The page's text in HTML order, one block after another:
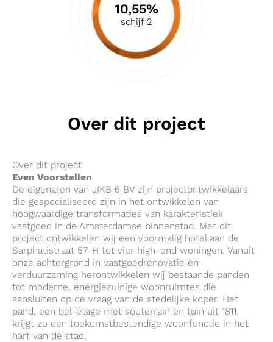
10,55%
schijf 2
Over dit project
Over dit project
Even Voorstellen
De eigenaren van JIKB 6 BV zijn projectontwikkelaars
die gespecialiseerd zijn in het ontwikkelen van
hoogwaardige transformaties van karakteristiek
vastgoed in de Amsterdamse binnenstad. Met dit
project ontwikkelen wij een voormalig hotel aan de
Sarphatistraat 57-H tot vier high-end woningen. Vanuit
onze achtergrond in vastgoedrenovatie en
verduurzaming herontwikkelen wij bestaande panden
tot moderne, energiezuinige woonruimtes die
aansluiten op de vraag van de stedelijke koper. Het
pand, een bel-étage met souterrain en tuin uit 1811,
krijgt zo een toekomstbestendige woonfunctie in het
hart van de stad.